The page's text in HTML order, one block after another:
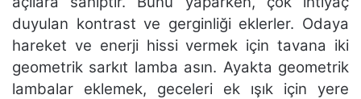
duyulan kontrast ve gerginliği eklerler. Odaya
hareket ve enerji hissi vermek için tavana iki
geometrik sarkıt lamba asın. Ayakta geometrik
lambalar eklemek, geceleri ek ışık için yere